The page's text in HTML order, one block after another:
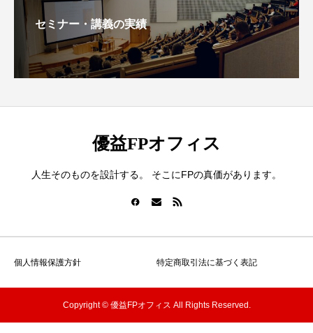
セミナー・講義の実績
優益FPオフィス
人生そのものを設計する。 そこにFPの真価があります。
個人情報保護方針 特定商取引法に基づく表記
Copyright © 優益FPオフィス All Rights Reserved.